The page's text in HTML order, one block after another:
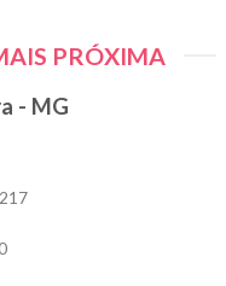
PRÓXIMA
- MG